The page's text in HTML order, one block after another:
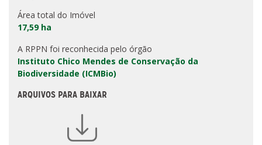
Área total do Imóvel
17,59 ha
A RPPN foi reconhecida pelo órgão
Instituto Chico Mendes de Conservação da
Biodiversidade (ICMBio)
ARQUIVOS PARA BAIXAR